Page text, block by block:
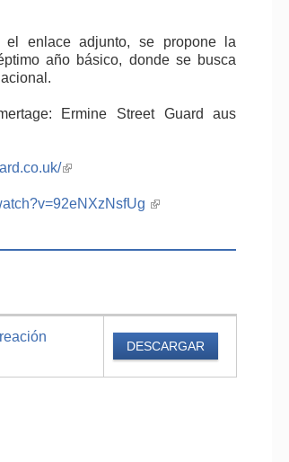
enlace adjunto, se propone la
año básico, donde se busca
Ermine Street Guard aus
(link
external)
(link
DESCARGAR